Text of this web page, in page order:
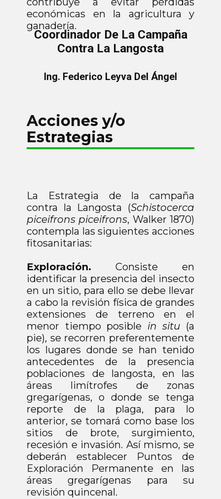
económicas en la agricultura y
ganadería.
Coordinador De La Campaña
Contra La Langosta
Ing. Federico Leyva Del Ángel
Acciones y/o
Estrategias
La Estrategia de la campaña
contra la Langosta (Schistocerca
piceifrons piceifrons, Walker 1870)
contempla las siguientes acciones
fitosanitarias:
Exploración. Consiste en
identificar la presencia del insecto
en un sitio, para ello se debe llevar
a cabo la revisión física de grandes
extensiones de terreno en el
menor tiempo posible in situ (a
pie), se recorren preferentemente
los lugares donde se han tenido
antecedentes de la presencia
poblaciones de langosta, en las
áreas limítrofes de zonas
gregarígenas, o donde se tenga
reporte de la plaga, para lo
anterior, se tomará como base los
sitios de brote, surgimiento,
recesión e invasión. Así mismo, se
deberán establecer Puntos de
Exploración Permanente en las
áreas gregarígenas para su
revisión quincenal.